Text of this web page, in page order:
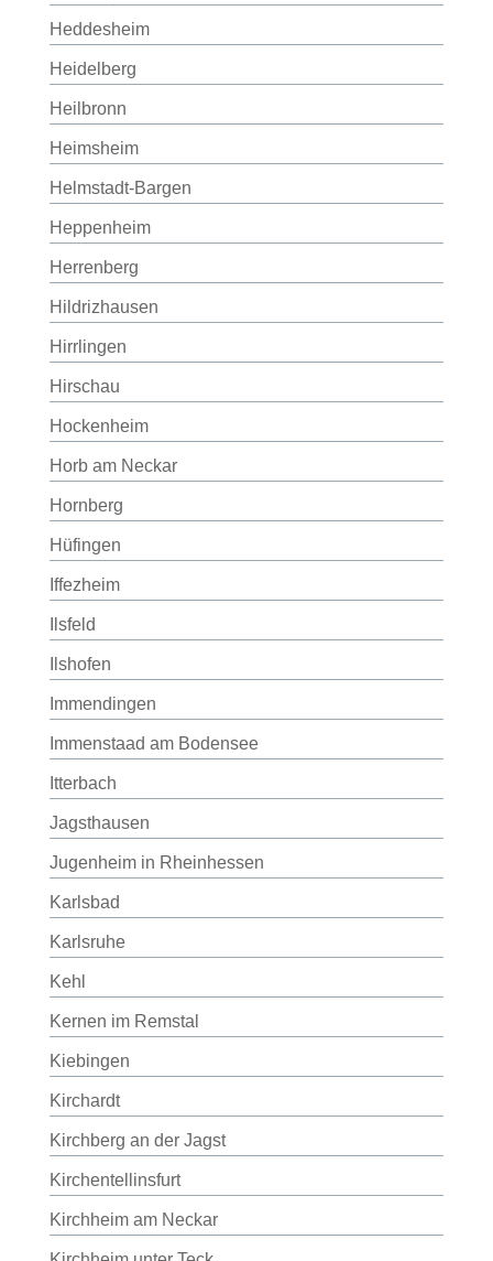
Heddesheim
Heidelberg
Heilbronn
Heimsheim
Helmstadt-Bargen
Heppenheim
Herrenberg
Hildrizhausen
Hirrlingen
Hirschau
Hockenheim
Horb am Neckar
Hornberg
Hüfingen
Iffezheim
Ilsfeld
Ilshofen
Immendingen
Immenstaad am Bodensee
Itterbach
Jagsthausen
Jugenheim in Rheinhessen
Karlsbad
Karlsruhe
Kehl
Kernen im Remstal
Kiebingen
Kirchardt
Kirchberg an der Jagst
Kirchentellinsfurt
Kirchheim am Neckar